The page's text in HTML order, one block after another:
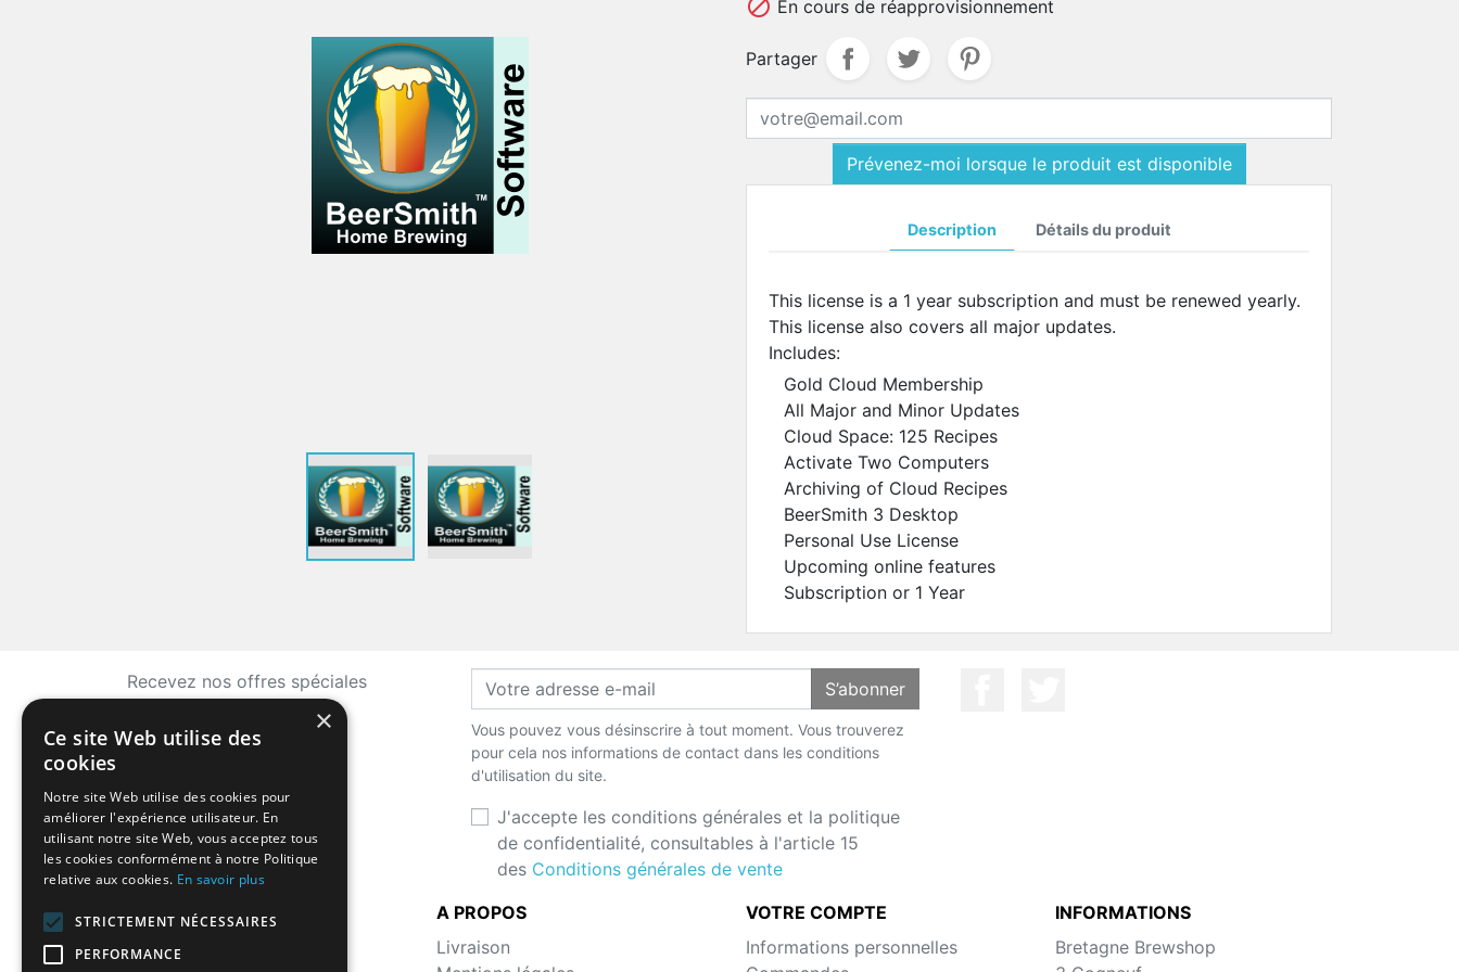
 En cours de réapprovisionnement
Partager
Prévenez-moi lorsque le produit est disponible
Description Détails du produit
This license is a 1 year subscription and must be renewed yearly.
This license also covers all major updates.
Includes:
Gold Cloud Membership
All Major and Minor Updates
Cloud Space: 125 Recipes
Activate Two Computers
Archiving of Cloud Recipes
BeerSmith 3 Desktop
Personal Use License
Upcoming online features
Subscription or 1 Year
Recevez nos offres spéciales S’abonner
Vous pouvez vous désinscrire à tout moment. Vous trouverez
pour cela nos informations de contact dans les conditions
d'utilisation du site.
J'accepte les conditions générales et la politique
de confidentialité, consultables à l'article 15
des Conditions générales de vente
LA BOUTIQUE
Histoire
A PROPOS
Livraison
VOTRE COMPTE
Informations personnelles
INFORMATIONS
Bretagne Brewshop
×
Ce site Web utilise des
cookies
Notre site Web utilise des cookies pour
améliorer l'expérience utilisateur. En
utilisant notre site Web, vous acceptez tous
les cookies conformément à notre Politique
relative aux cookies. En savoir plus
STRICTEMENT NÉCESSAIRES
PERFORMANCE